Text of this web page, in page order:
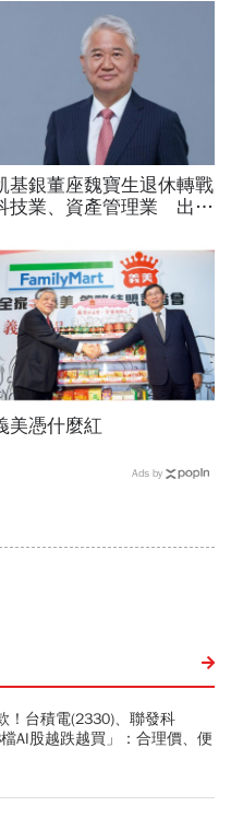
基銀董座魏寶生退休轉戰
技業、資產管理業 出任
美憑什麼紅
Ads by
！台積電(2330)、聯發科
AI股越跌越買」：合理價、便